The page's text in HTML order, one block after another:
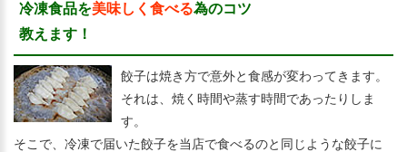
冷凍食品を美味しく食べる為のコツ
教えます！
餃子は焼き方で意外と食感が変わってきます。
それは、焼く時間や蒸す時間であったりしま
す。
そこで、冷凍で届いた餃子を当店で食べるのと同じような餃子に